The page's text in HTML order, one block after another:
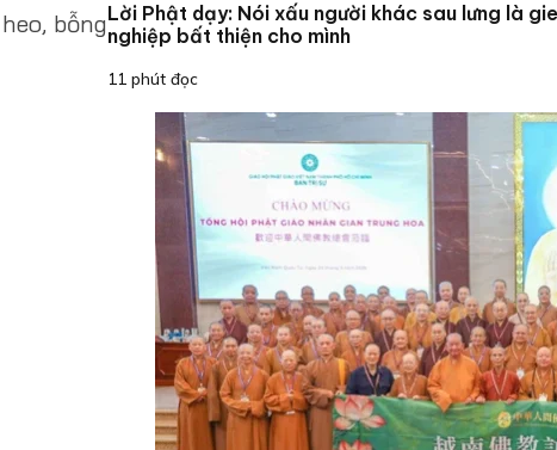
bỗngLời Phật dạy: Nói xấu người khác sau lưng là
nghiệp bất thiện cho mình
11 phút đọc